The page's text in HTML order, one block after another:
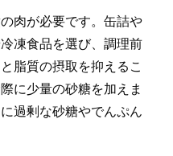
肉が必要です。缶詰や
凍食品を選び、調理前
脂質の摂取を抑えるこ
に少量の砂糖を加えま
過剰な砂糖やでんぷん